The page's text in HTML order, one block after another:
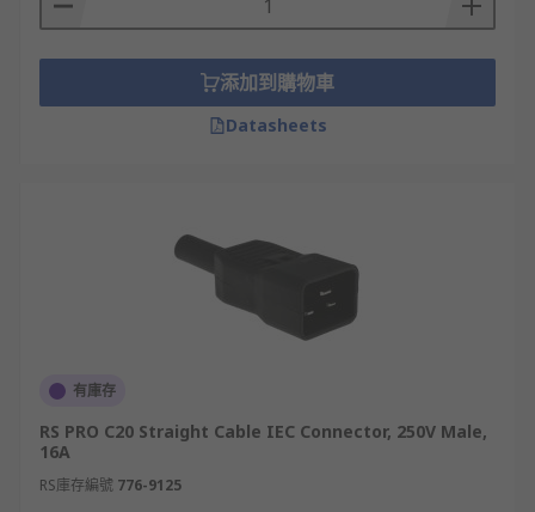
添加到購物車
Datasheets
有庫存
RS PRO C20 Straight Cable IEC Connector, 250V Male,
16A
RS庫存編號 776-9125